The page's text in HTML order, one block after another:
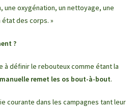
une oxygénation, un nettoyage, une
des corps. »
?
à définir le rebouteux comme étant la
remet les os bout-à-bout.
courante dans les campagnes tant leur